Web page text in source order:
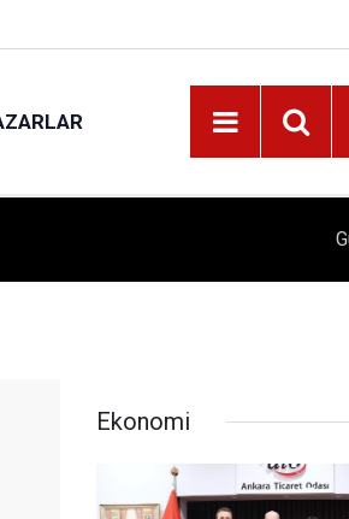
Eğlendi! 1504
Ekonomi